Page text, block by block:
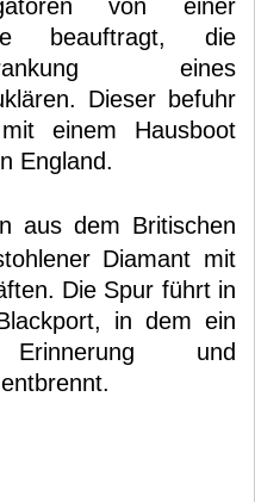
von einer
beauftragt, die
eines
Dieser befuhr
einem Hausboot
England.
aus dem Britischen
Diamant mit
Die Spur führt in
in dem ein
und